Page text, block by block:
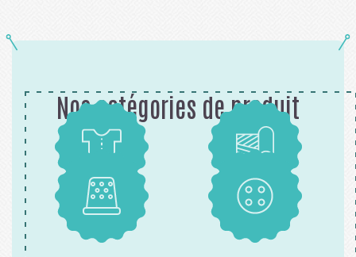
Nos catégories de produit
Patrons Tissus
Mercerie Boutons